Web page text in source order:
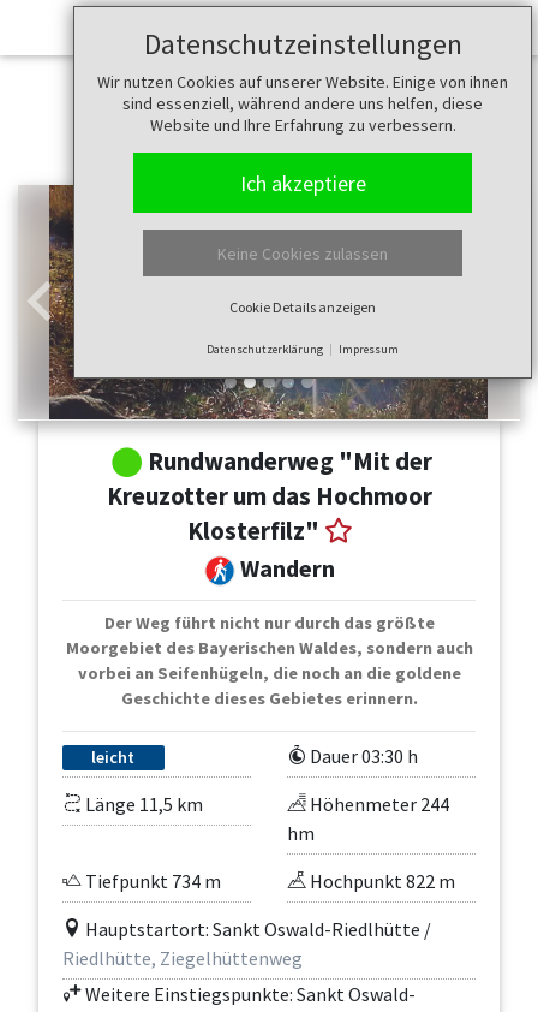
Datenschutzeinstellungen
Wir nutzen Cookies auf unserer Website. Einige von ihnen
sind essenziell, während andere uns helfen, diese
Website und Ihre Erfahrung zu verbessern.
Ich akzeptiere
Keine Cookies zulassen
Cookie Details anzeigen
Datenschutzerklärung Impressum
Zurück
Rundwanderweg "Mit der
Kreuzotter um das Hochmoor
Klosterfilz"
Wandern
Der Weg führt nicht nur durch das größte
Moorgebiet des Bayerischen Waldes, sondern auch
vorbei an Seifenhügeln, die noch an die goldene
Geschichte dieses Gebietes erinnern.
leicht
Dauer 03:30 h
Länge 11,5 km
Höhenmeter 244
hm
Tiefpunkt 734 m
Hochpunkt 822 m
Hauptstartort: Sankt Oswald-Riedlhütte /
Riedlhütte, Ziegelhüttenweg
Weitere Einstiegspunkte: Sankt Oswald-